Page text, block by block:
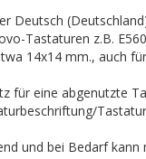
Deutsch
Tastaturen z.B.
14x14 mm., auch
für eine abgenutzte
und bei Bedarf